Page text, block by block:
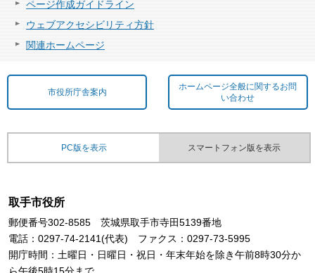
ページ作成ガイドライン
ウェブアクセシビリティ方針
関連ホームページ
市役所庁舎案内
ホームページ全般に関するお問
い合わせ
PC版を表示 スマートフォン版を表示
取手市役所
郵便番号302-8585 茨城県取手市寺田5139番地
電話：0297-74-2141(代表) ファクス：0297-73-5995
開庁時間：土曜日・日曜日・祝日・年末年始を除き午前8時30分か